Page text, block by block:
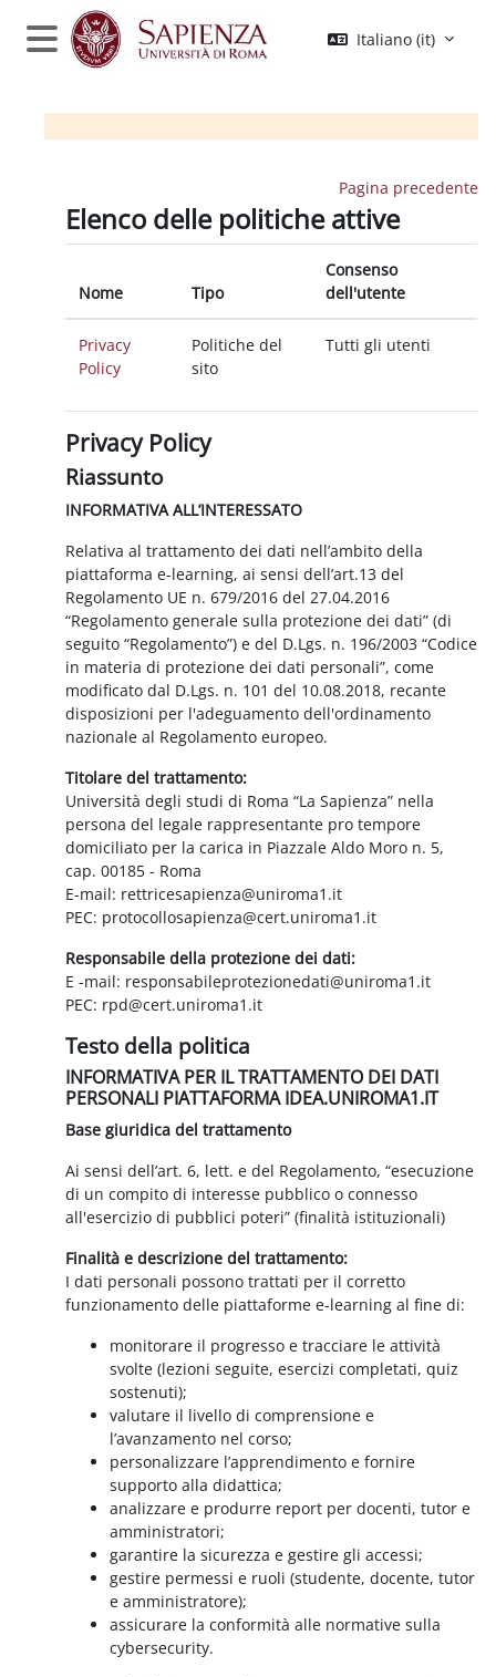
Vai al contenuto principale
Pannello laterale
Italiano ‎(it)‎
Pagina precedente
Elenco delle politiche attive
Nome Tipo
Consenso
dell'utente
Privacy
Policy
Politiche del
sito
Tutti gli utenti
Privacy Policy
Riassunto
INFORMATIVA ALL’INTERESSATO
Relativa al trattamento dei dati nell’ambito della
piattaforma e-learning, ai sensi dell’art.13 del
Regolamento UE n. 679/2016 del 27.04.2016
“Regolamento generale sulla protezione dei dati” (di
seguito “Regolamento”) e del D.Lgs. n. 196/2003 “Codice
in materia di protezione dei dati personali”, come
modificato dal D.Lgs. n. 101 del 10.08.2018, recante
disposizioni per l'adeguamento dell'ordinamento
nazionale al Regolamento europeo.
Titolare del trattamento:
Università degli studi di Roma “La Sapienza” nella
persona del legale rappresentante pro tempore
domiciliato per la carica in Piazzale Aldo Moro n. 5,
cap. 00185 - Roma
E-mail: rettricesapienza@uniroma1.it
PEC: protocollosapienza@cert.uniroma1.it
Responsabile della protezione dei dati:
E -mail: responsabileprotezionedati@uniroma1.it
PEC: rpd@cert.uniroma1.it
Testo della politica
INFORMATIVA PER IL TRATTAMENTO DEI DATI
PERSONALI PIATTAFORMA IDEA.UNIROMA1.IT
Base giuridica del trattamento
Ai sensi dell’art. 6, lett. e del Regolamento, “esecuzione
di un compito di interesse pubblico o connesso
all'esercizio di pubblici poteri” (finalità istituzionali)
Finalità e descrizione del trattamento:
I dati personali possono trattati per il corretto
funzionamento delle piattaforme e-learning al fine di:
monitorare il progresso e tracciare le attività
svolte (lezioni seguite, esercizi completati, quiz
sostenuti);
valutare il livello di comprensione e
l’avanzamento nel corso;
personalizzare l’apprendimento e fornire
supporto alla didattica;
analizzare e produrre report per docenti, tutor e
amministratori;
garantire la sicurezza e gestire gli accessi;
gestire permessi e ruoli (studente, docente, tutor
e amministratore);
assicurare la conformità alle normative sulla
cybersecurity.